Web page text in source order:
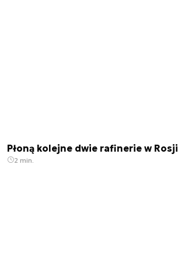
Płoną kolejne dwie rafinerie w Rosji
2 min.